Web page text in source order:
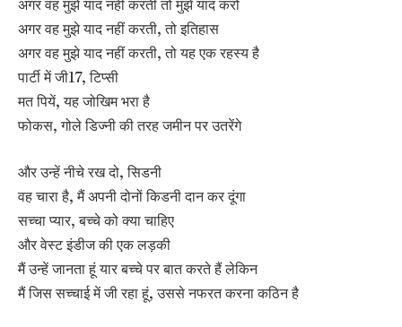
अगर वह मुझे याद नहीं करती, तो इतिहास
अगर वह मुझे याद नहीं करती, तो यह एक रहस्य है
पार्टी में जी17, टिप्सी
मत पियें, यह जोखिम भरा है
फोकस, गोले डिज्नी की तरह जमीन पर उतरेंगे
और उन्हें नीचे रख दो, सिडनी
वह चारा है, मैं अपनी दोनों किडनी दान कर दूंगा
सच्चा प्यार, बच्चे को क्या चाहिए
और वेस्ट इंडीज की एक लड़की
मैं उन्हें जानता हूं यार बच्चे पर बात करते हैं लेकिन
मैं जिस सच्चाई में जी रहा हूं, उससे नफरत करना कठिन है